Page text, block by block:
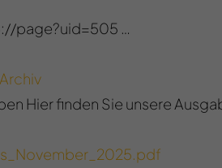
page?uid=505 …
Hier finden Sie unsere